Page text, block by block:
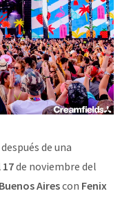
de una
17de noviembre del
Airescon Fenix